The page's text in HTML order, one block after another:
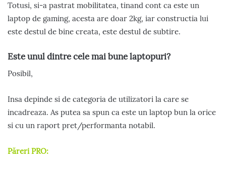
Totusi, si-a pastrat mobilitatea, tinand cont ca este un
laptop de gaming, acesta are doar 2kg, iar constructia lui
este destul de bine creata, este destul de subtire.
Este unul dintre cele mai bune laptopuri?
Posibil,
Insa depinde si de categoria de utilizatori la care se
incadreaza. As putea sa spun ca este un laptop bun la orice
si cu un raport pret/performanta notabil.
Păreri PRO: